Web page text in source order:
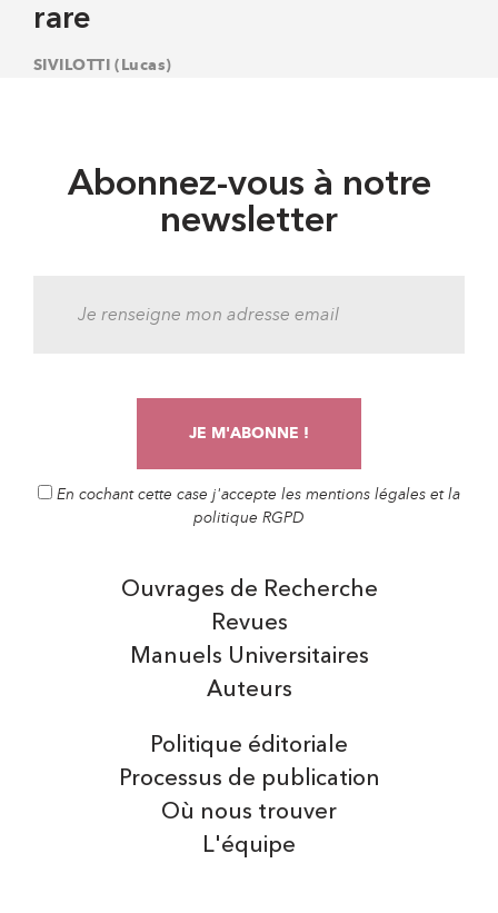
rare
SIVILOTTI (Lucas)
Abonnez-vous à notre
newsletter
En cochant cette case j'accepte les mentions légales et la
politique RGPD
Auteurs
Manuels Universitaires
Ouvrages de Recherche
Revues
Politique éditoriale
Processus de publication
Où nous trouver
L'équipe